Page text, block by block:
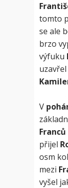
tomto
se ale
brzo
výfuku
uzavřel
V
Franců
přijel
osm
mezi
vyšel